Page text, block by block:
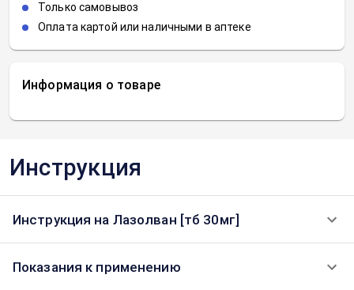
Информация о товаре
Только самовывоз
Оплата картой или наличными в аптеке
Инструкция
Инструкция на Лазолван [тб 30мг]
Показания к применению